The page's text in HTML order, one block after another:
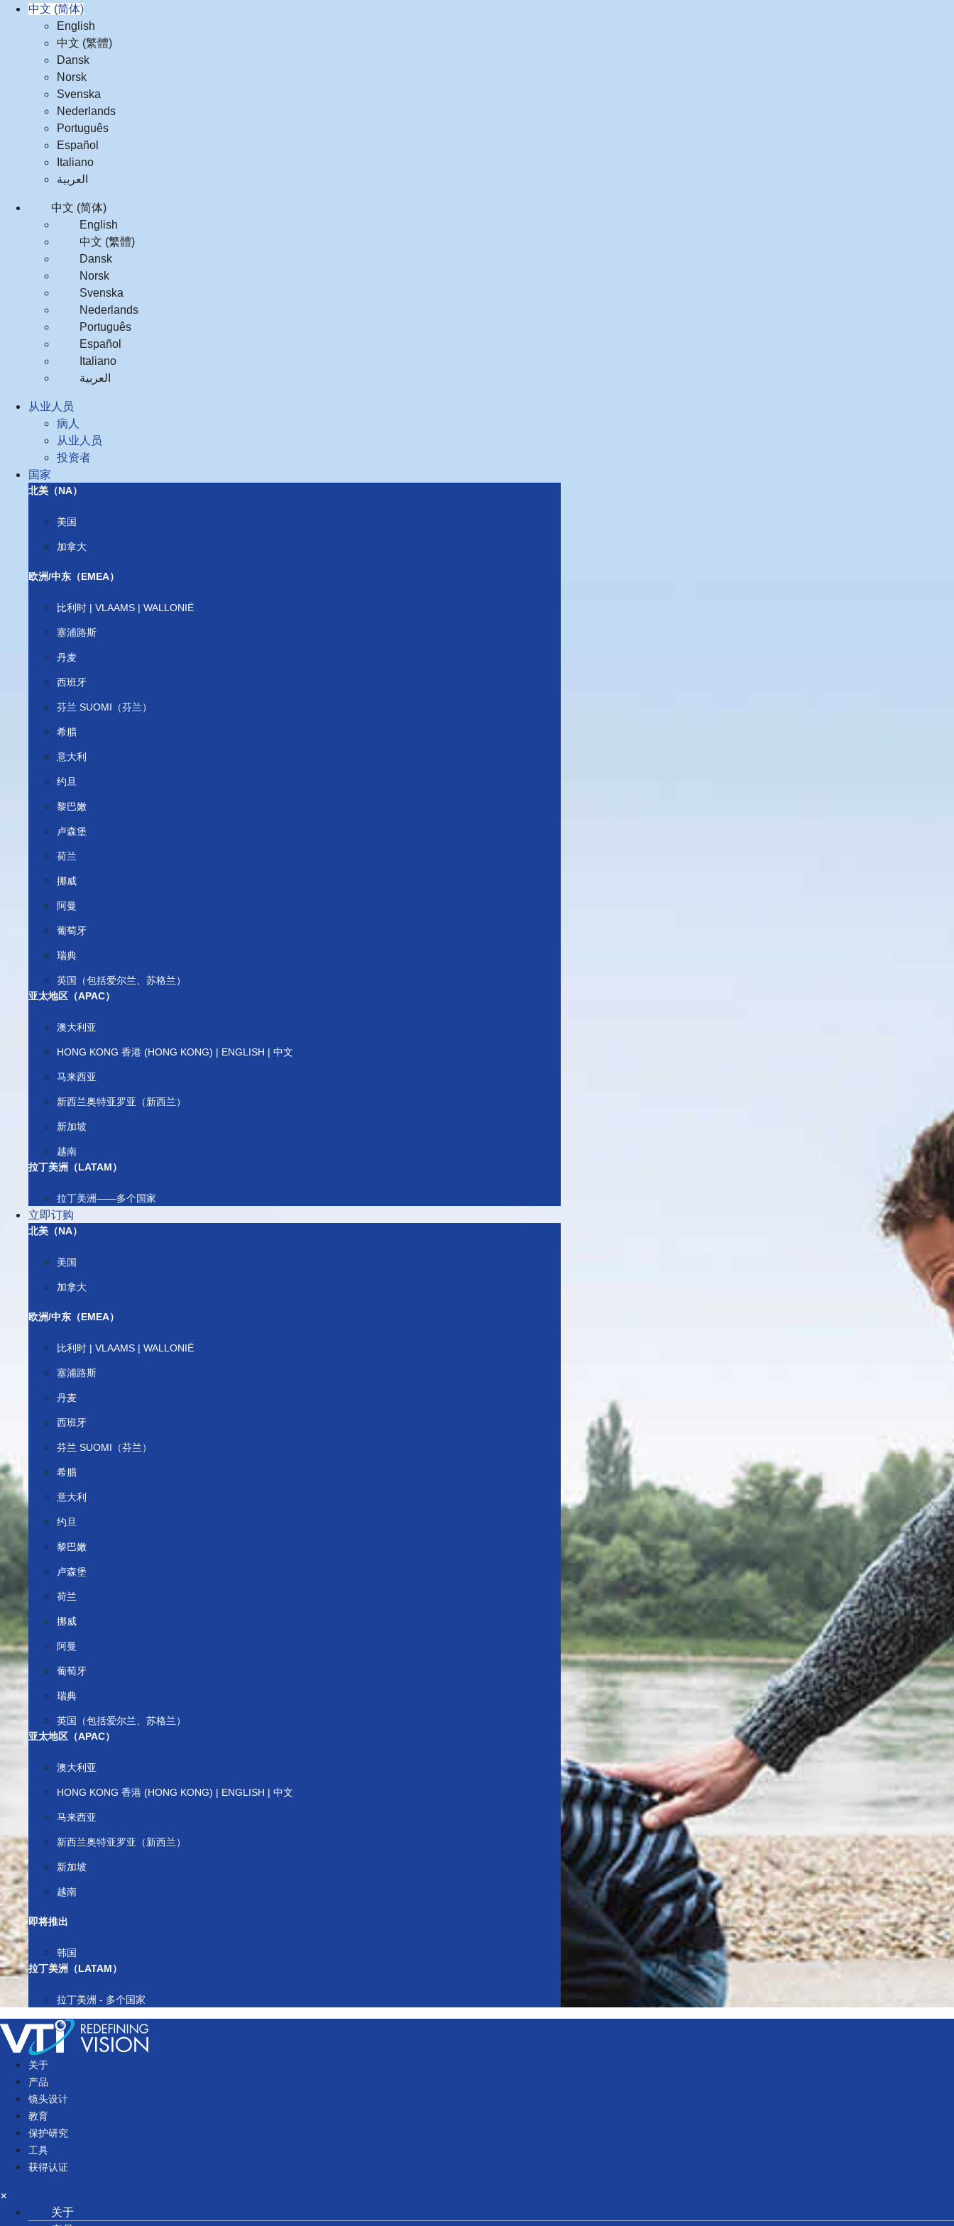
中文 (简体)
English
中文 (繁體)
Dansk
Norsk
Svenska
Nederlands
Português
Español
Italiano
العربية‏
中文 (简体)
English
中文 (繁體)
Dansk
Norsk
Svenska
Nederlands
Português
Español
Italiano
العربية‏
从业人员
病人
从业人员
投资者
国家
北美（NA）
美国
加拿大
欧洲/中东（EMEA）
比利时 | VLAAMS | WALLONIË
塞浦路斯
丹麦
西班牙
芬兰 SUOMI（芬兰）
希腊
意大利
约旦
黎巴嫩
卢森堡
荷兰
挪威
阿曼
葡萄牙
瑞典
英国（包括爱尔兰、苏格兰）
亚太地区（APAC）
澳大利亚
HONG KONG 香港 (HONG KONG) | ENGLISH | 中文
马来西亚
新西兰奥特亚罗亚（新西兰）
新加坡
越南
拉丁美洲（LATAM）
拉丁美洲——多个国家
立即订购
北美（NA）
美国
加拿大
欧洲/中东（EMEA）
比利时 | VLAAMS | WALLONIË
塞浦路斯
丹麦
西班牙
芬兰 SUOMI（芬兰）
希腊
意大利
约旦
黎巴嫩
卢森堡
荷兰
挪威
阿曼
葡萄牙
瑞典
英国（包括爱尔兰、苏格兰）
亚太地区（APAC）
澳大利亚
HONG KONG 香港 (HONG KONG) | ENGLISH | 中文
马来西亚
新西兰奥特亚罗亚（新西兰）
新加坡
越南
即将推出
韩国
拉丁美洲（LATAM）
拉丁美洲 - 多个国家
关于
产品
镜头设计
教育
保护研究
工具
获得认证
×
关于